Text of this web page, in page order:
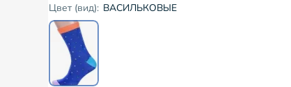
Цвет (вид): ВАСИЛЬКОВЫЕ